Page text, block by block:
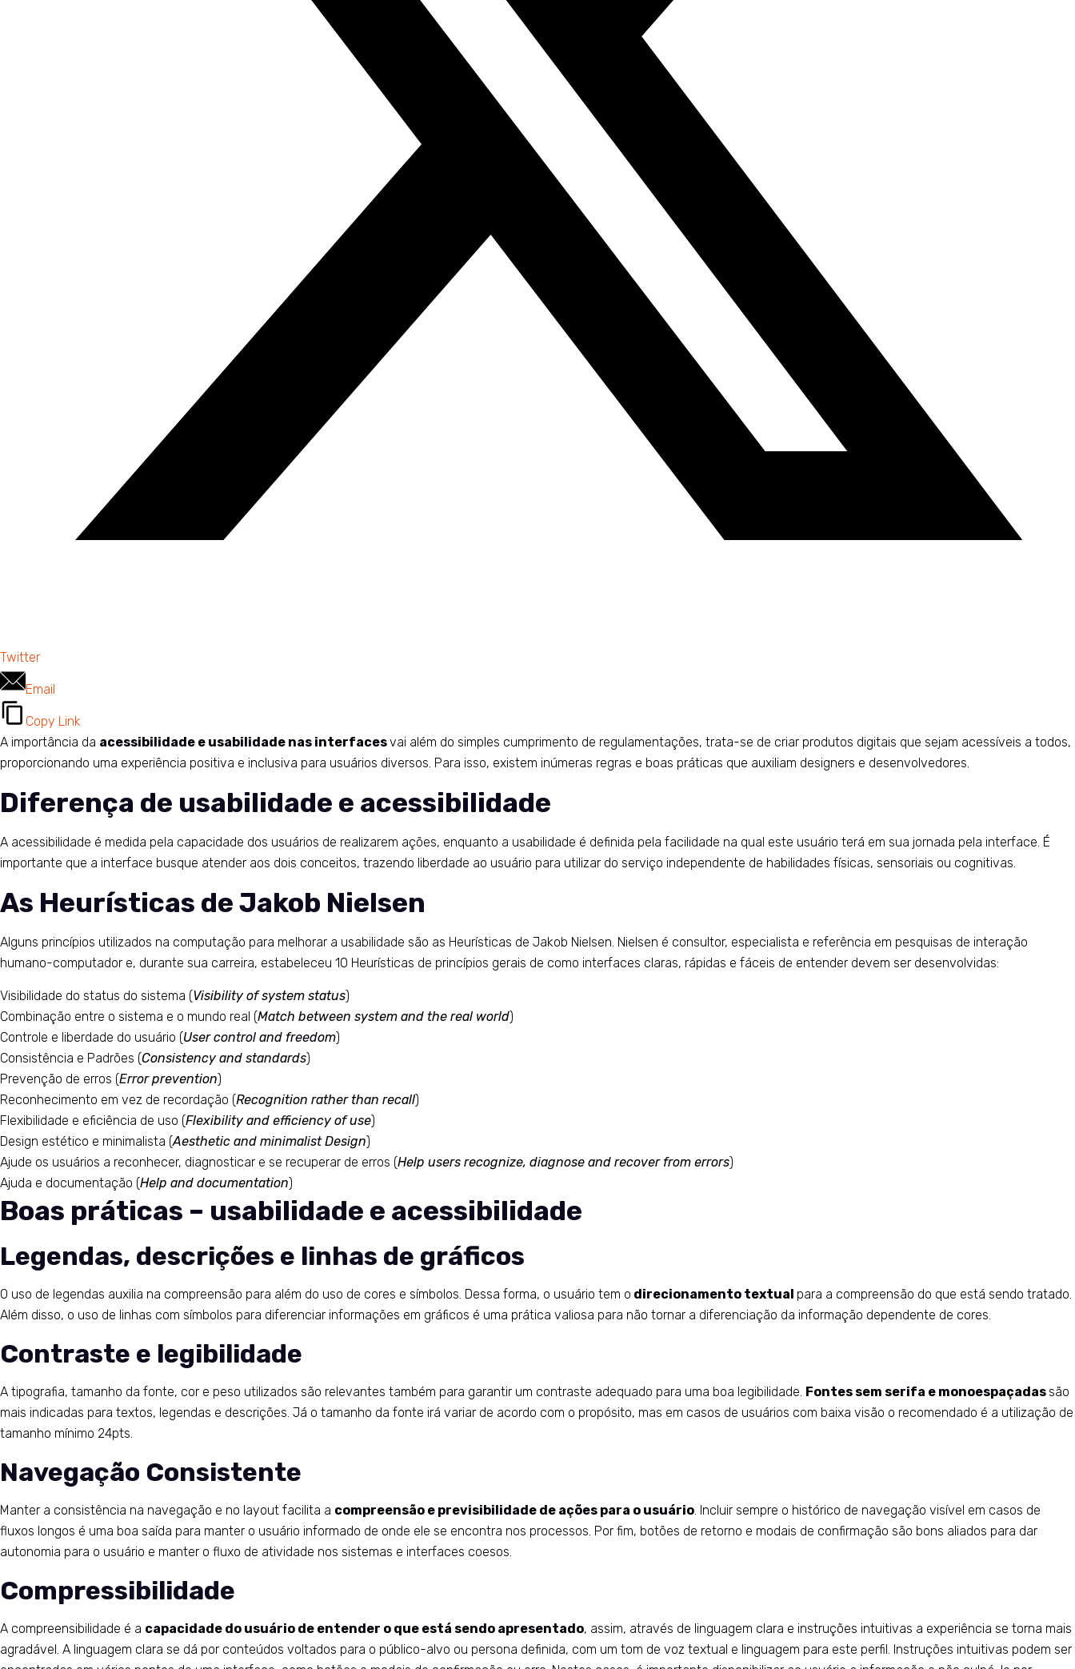
Twitter
Email
Copy Link
A importância da acessibilidade e usabilidade nas interfacesvai além do simples cumprimento de regulamentações, trata-se de criar produtos digitais que sejam acessíveis a todos,
proporcionando uma experiência positiva e inclusiva para usuários diversos. Para isso, existem inúmeras regras e boas práticas que auxiliam designers e desenvolvedores.
Diferença de usabilidade e acessibilidade
A acessibilidade é medida pela capacidade dos usuários de realizarem ações, enquanto a usabilidade é definida pela facilidade na qual este usuário terá em sua jornada pela interface. É
importante que a interface busque atender aos dois conceitos, trazendo liberdade ao usuário para utilizar do serviço independente de habilidades físicas, sensoriais ou cognitivas.
As Heurísticas de Jakob Nielsen
Alguns princípios utilizados na computação para melhorar a usabilidade são as Heurísticas de Jakob Nielsen. Nielsen é consultor, especialista e referência em pesquisas de interação
humano-computador e, durante sua carreira, estabeleceu 10 Heurísticas de princípios gerais de como interfaces claras, rápidas e fáceis de entender devem ser desenvolvidas:
Visibilidade do status do sistema (Visibility of system status)
Combinação entre o sistema e o mundo real (Match between system and the real world)
Controle e liberdade do usuário (User control and freedom)
Consistência e Padrões (Consistency and standards)
Prevenção de erros (Error prevention)
Reconhecimento em vez de recordação (Recognition rather than recall)
Flexibilidade e eficiência de uso (Flexibility and efficiency of use)
Design estético e minimalista (Aesthetic and minimalist Design)
Ajude os usuários a reconhecer, diagnosticar e se recuperar de erros (Help users recognize, diagnose and recover from errors)
Ajuda e documentação (Help and documentation)
Boas práticas – usabilidade e acessibilidade
Legendas, descrições e linhas de gráficos
O uso de legendas auxilia na compreensão para além do uso de cores e símbolos. Dessa forma, o usuário tem o direcionamento textual para a compreensão do que está sendo tratado.
Além disso, o uso de linhas com símbolos para diferenciar informações em gráficos é uma prática valiosa para não tornar a diferenciação da informação dependente de cores.
Contraste e legibilidade
A tipografia, tamanho da fonte, cor e peso utilizados são relevantes também para garantir um contraste adequado para uma boa legibilidade. Fontes sem serifa e monoespaçadas são
mais indicadas para textos, legendas e descrições. Já o tamanho da fonte irá variar de acordo com o propósito, mas em casos de usuários com baixa visão o recomendado é a utilização de
tamanho mínimo 24pts.
Navegação Consistente
Manter a consistência na navegação e no layout facilita a compreensão e previsibilidade de ações para o usuário. Incluir sempre o histórico de navegação visível em casos de
fluxos longos é uma boa saída para manter o usuário informado de onde ele se encontra nos processos. Por fim, botões de retorno e modais de confirmação são bons aliados para dar
autonomia para o usuário e manter o fluxo de atividade nos sistemas e interfaces coesos.
Compressibilidade
A compreensibilidade é a capacidade do usuário de entender o que está sendo apresentado, assim, através de linguagem clara e instruções intuitivas a experiência se torna mais
agradável. A linguagem clara se dá por conteúdos voltados para o público-alvo ou persona definida, com um tom de voz textual e linguagem para este perfil. Instruções intuitivas podem ser